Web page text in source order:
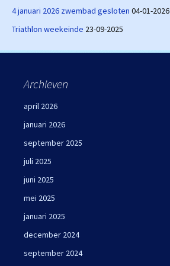
4 januari 2026 zwembad gesloten 04-01-2026
Triathlon weekeinde 23-09-2025
Archieven
april 2026
januari 2026
september 2025
juli 2025
juni 2025
mei 2025
januari 2025
december 2024
september 2024